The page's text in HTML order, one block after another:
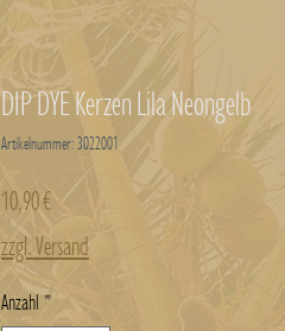
DIP DYE Kerzen Lila Neongelb
Artikelnummer: 3022001
10,90 €Preis
zzgl. Versand
Anzahl*